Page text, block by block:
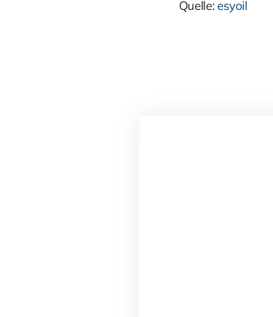
Quelle:esyoil